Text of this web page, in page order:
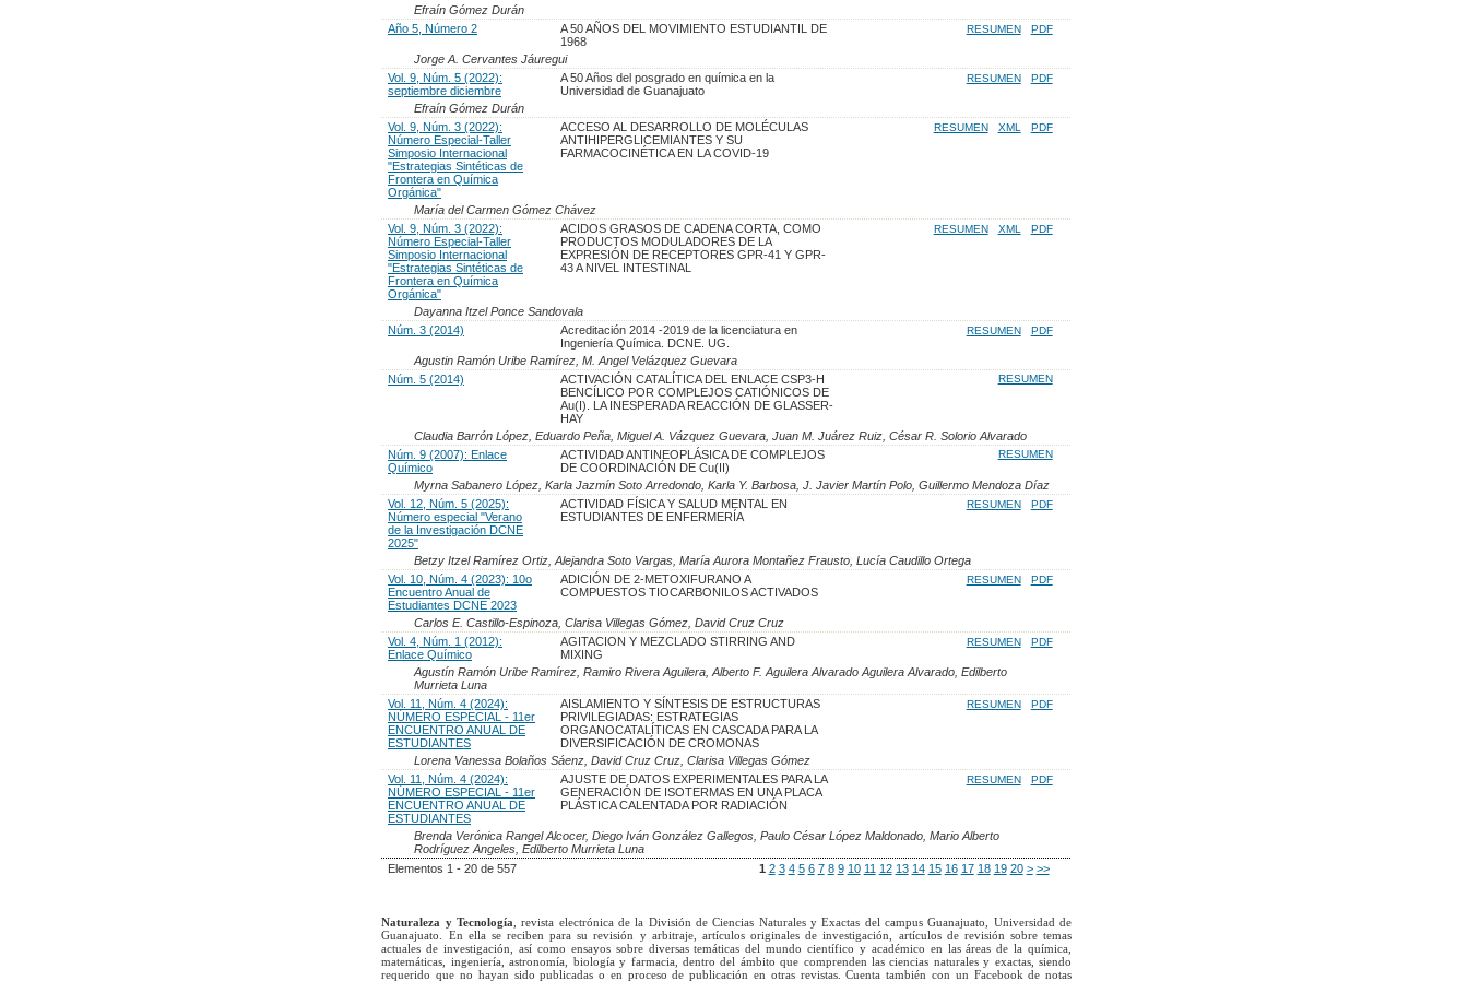
Efraín Gómez Durán
Año 5, Número 2
A 50 AÑOS DEL MOVIMIENTO ESTUDIANTIL DE
1968
RESUMEN PDF
Jorge A. Cervantes Jáuregui
Vol. 9, Núm. 5 (2022):
septiembre diciembre
A 50 Años del posgrado en química en la
Universidad de Guanajuato
RESUMEN PDF
Efraín Gómez Durán
Vol. 9, Núm. 3 (2022):
Número Especial-Taller
Simposio Internacional
"Estrategias Sintéticas de
Frontera en Química
Orgánica"
ACCESO AL DESARROLLO DE MOLÉCULAS
ANTIHIPERGLICEMIANTES Y SU
FARMACOCINÉTICA EN LA COVID-19
RESUMEN XML PDF
María del Carmen Gómez Chávez
Vol. 9, Núm. 3 (2022):
Número Especial-Taller
Simposio Internacional
"Estrategias Sintéticas de
Frontera en Química
Orgánica"
ACIDOS GRASOS DE CADENA CORTA, COMO
PRODUCTOS MODULADORES DE LA
EXPRESIÓN DE RECEPTORES GPR-41 Y GPR-
43 A NIVEL INTESTINAL
RESUMEN XML PDF
Dayanna Itzel Ponce Sandovala
Núm. 3 (2014)
Acreditación 2014 -2019 de la licenciatura en
Ingeniería Química. DCNE. UG.
RESUMEN PDF
Agustin Ramón Uribe Ramírez, M. Angel Velázquez Guevara
Núm. 5 (2014)
ACTIVACIÓN CATALÍTICA DEL ENLACE CSP3-H
BENCÍLICO POR COMPLEJOS CATIÓNICOS DE
Au(I). LA INESPERADA REACCIÓN DE GLASSER-
HAY
RESUMEN
Claudia Barrón López, Eduardo Peña, Miguel A. Vázquez Guevara, Juan M. Juárez Ruiz, César R. Solorio Alvarado
Núm. 9 (2007): Enlace
Químico
ACTIVIDAD ANTINEOPLÁSICA DE COMPLEJOS
DE COORDINACIÓN DE Cu(II)
RESUMEN
Myrna Sabanero López, Karla Jazmín Soto Arredondo, Karla Y. Barbosa, J. Javier Martín Polo, Guillermo Mendoza Díaz
Vol. 12, Núm. 5 (2025):
Número especial "Verano
de la Investigación DCNE
2025"
ACTIVIDAD FÍSICA Y SALUD MENTAL EN
ESTUDIANTES DE ENFERMERÍA
RESUMEN PDF
Betzy Itzel Ramírez Ortiz, Alejandra Soto Vargas, María Aurora Montañez Frausto, Lucía Caudillo Ortega
Vol. 10, Núm. 4 (2023): 10o
Encuentro Anual de
Estudiantes DCNE 2023
ADICIÓN DE 2-METOXIFURANO A
COMPUESTOS TIOCARBONILOS ACTIVADOS
RESUMEN PDF
Carlos E. Castillo-Espinoza, Clarisa Villegas Gómez, David Cruz Cruz
Vol. 4, Núm. 1 (2012):
Enlace Químico
AGITACION Y MEZCLADO STIRRING AND
MIXING
RESUMEN PDF
Agustín Ramón Uribe Ramírez, Ramiro Rivera Aguilera, Alberto F. Aguilera Alvarado Aguilera Alvarado, Edilberto
Murrieta Luna
Vol. 11, Núm. 4 (2024):
NÚMERO ESPECIAL - 11er
ENCUENTRO ANUAL DE
ESTUDIANTES
AISLAMIENTO Y SÍNTESIS DE ESTRUCTURAS
PRIVILEGIADAS: ESTRATEGIAS
ORGANOCATALÍTICAS EN CASCADA PARA LA
DIVERSIFICACIÓN DE CROMONAS
RESUMEN PDF
Lorena Vanessa Bolaños Sáenz, David Cruz Cruz, Clarisa Villegas Gómez
Vol. 11, Núm. 4 (2024):
NÚMERO ESPECIAL - 11er
ENCUENTRO ANUAL DE
ESTUDIANTES
AJUSTE DE DATOS EXPERIMENTALES PARA LA
GENERACIÓN DE ISOTERMAS EN UNA PLACA
PLÁSTICA CALENTADA POR RADIACIÓN
RESUMEN PDF
Brenda Verónica Rangel Alcocer, Diego Iván González Gallegos, Paulo César López Maldonado, Mario Alberto
Rodríguez Angeles, Edilberto Murrieta Luna
Elementos 1 - 20 de 557
1 2 3 4 5 6 7 8 9 10 11 12 13 14 15 16 17 18 19 20 > >>
Naturaleza y Tecnología , revista electrónica de la División de Ciencias Naturales y Exactas del campus Guanajuato, Universidad de
Guanajuato. En ella se reciben para su revisión y arbitraje, artículos originales de investigación, artículos de revisión sobre temas
actuales de investigación, así como ensayos sobre diversas temáticas del mundo científico y académico en las áreas de la química,
matemáticas, ingeniería, astronomía, biología y farmacia, dentro del ámbito que comprenden las ciencias naturales y exactas, siendo
requerido que no hayan sido publicadas o en proceso de publicación en otras revistas. Cuenta también con un Facebook de notas